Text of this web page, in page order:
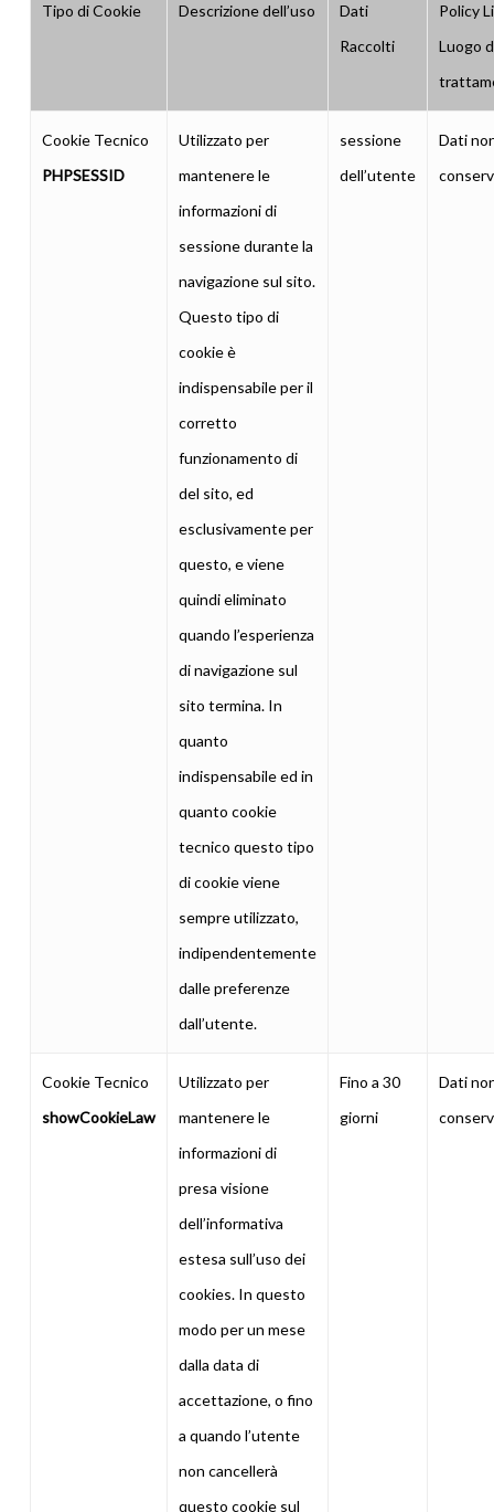
Tipo di Cookie Descrizione dell’uso
Dati
Raccolti
Policy
Luogo
Cookie Tecnico
PHPSESSID
Utilizzato per
mantenere le
informazioni di
sessione durante la
navigazione sul sito.
Questo tipo di
cookie è
indispensabile per il
corretto
funzionamento di
del sito, ed
esclusivamente per
questo, e viene
quindi eliminato
quando l’esperienza
di navigazione sul
sito termina. In
quanto
indispensabile ed in
quanto cookie
tecnico questo tipo
di cookie viene
sempre utilizzato,
indipendentemente
dalle preferenze
dall’utente.
sessione
dell’utente
Dati
Cookie Tecnico
showCookieLaw
Utilizzato per
mantenere le
informazioni di
presa visione
dell’informativa
estesa sull’uso dei
cookies. In questo
modo per un mese
dalla data di
accettazione, o fino
a quando l’utente
non cancellerà
questo cookie sul
Fino a 30
giorni
Dati